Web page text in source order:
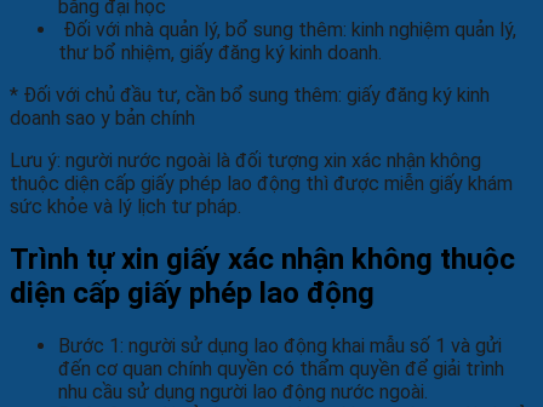
bằng đại học
Đối với nhà quản lý, bổ sung thêm: kinh nghiệm quản lý,
thư bổ nhiệm, giấy đăng ký kinh doanh.
* Đối với chủ đầu tư, cần bổ sung thêm: giấy đăng ký kinh
doanh sao y bản chính
Lưu ý: người nước ngoài là đối tượng xin xác nhận không
thuộc diện cấp giấy phép lao động thì được miễn giấy khám
sức khỏe và lý lịch tư pháp.
Trình tự xin giấy xác nhận không thuộc
diện cấp giấy phép lao động
Bước 1: người sử dụng lao động khai mẫu số 1 và gửi
đến cơ quan chính quyền có thẩm quyền để giải trình
nhu cầu sử dụng người lao động nước ngoài.